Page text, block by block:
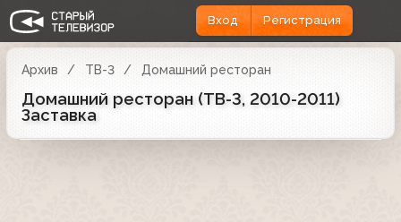
Вход Регистрация
Архив ТВ-3 Домашний ресторан
Домашний ресторан (ТВ-3, 2010-2011)
Заставка